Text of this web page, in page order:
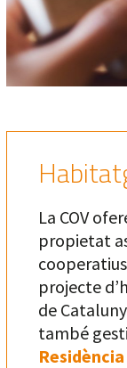
La COV
propietat
projecte
de
també